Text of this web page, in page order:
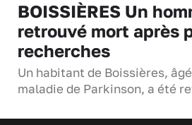
BOISSIÈRES Un
retrouvé mort après
recherches
Un habitant de Boissières,
maladie de Parkinson, a été